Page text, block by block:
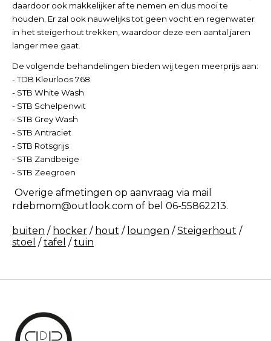
daardoor ook makkelijker af te nemen en dus mooi te
houden. Er zal ook nauwelijks tot geen vocht en regenwater
in het steigerhout trekken, waardoor deze een aantal jaren
langer mee gaat.
De volgende behandelingen bieden wij tegen meerprijs aan:
- TDB Kleurloos 768
- STB White Wash
- STB Schelpenwit
- STB Grey Wash
- STB Antraciet
- STB Rotsgrijs
- STB Zandbeige
- STB Zeegroen
Overige afmetingen op aanvraag via mail
rdebmom@outlook.com of bel 06-55862213.
buiten / hocker / hout / loungen /Steigerhout /
stoel /tafel /tuin